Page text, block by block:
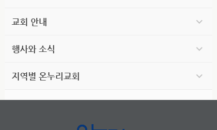
교회 안내
행사와 소식
지역별 온누리교회